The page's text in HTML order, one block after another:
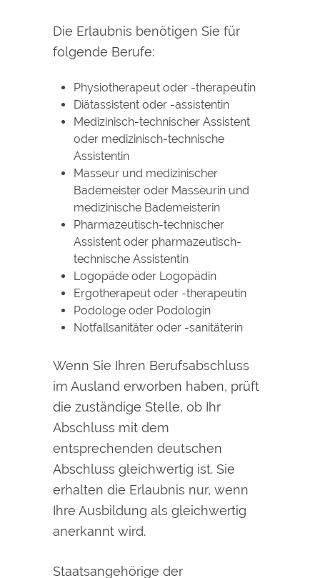
Die Erlaubnis benötigen Sie für
folgende Berufe:
Physiotherapeut oder -therapeutin
Diätassistent oder -assistentin
Medizinisch-technischer Assistent
oder medizinisch-technische
Assistentin
Masseur und medizinischer
Bademeister oder Masseurin und
medizinische Bademeisterin
Pharmazeutisch-technischer
Assistent oder pharmazeutisch-
technische Assistentin
Logopäde oder Logopädin
Ergotherapeut oder -therapeutin
Podologe oder Podologin
Notfallsanitäter oder -sanitäterin
Wenn Sie Ihren Berufsabschluss
im Ausland erworben haben, prüft
die zuständige Stelle, ob Ihr
Abschluss mit dem
entsprechenden deutschen
Abschluss gleichwertig ist. Sie
erhalten die Erlaubnis nur, wenn
Ihre Ausbildung als gleichwertig
anerkannt wird.
Staatsangehörige der